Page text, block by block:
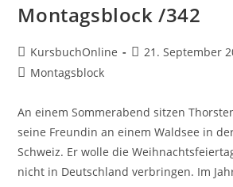
Montagsblock /342
KursbuchOnline
21. September
Montagsblock
An einem Sommerabend sitzen
seine Freundin an einem Waldsee in
Schweiz. Er wolle die
nicht in Deutschland verbringen. Im